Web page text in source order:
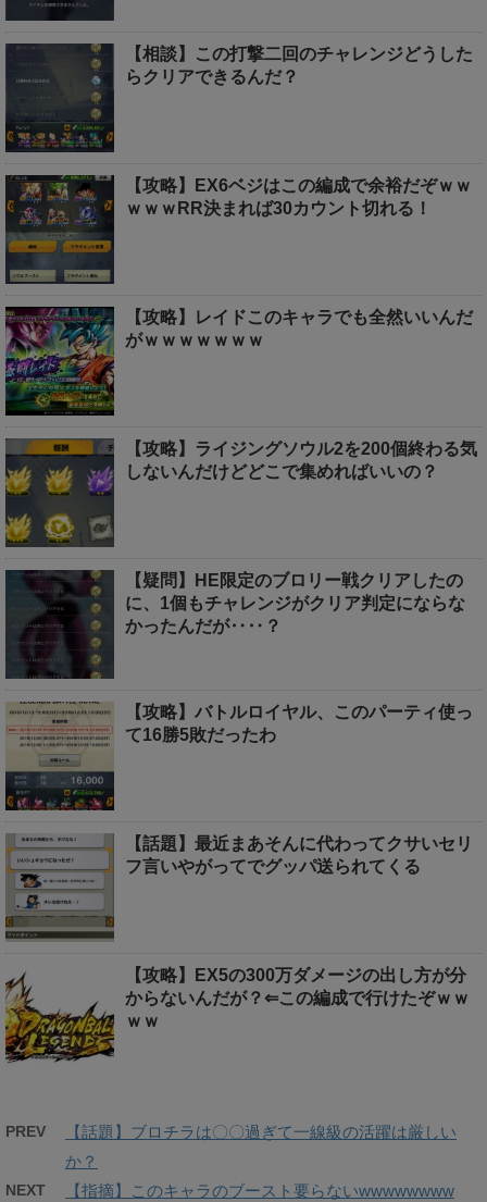
【相談】この打撃二回のチャレンジどうした
らクリアできるんだ？
【攻略】EX6ベジはこの編成で余裕だぞｗｗ
ｗｗｗRR決まれば30カウント切れる！
【攻略】レイドこのキャラでも全然いいんだ
がｗｗｗｗｗｗｗ
【攻略】ライジングソウル2を200個終わる気
しないんだけどどこで集めればいいの？
【疑問】HE限定のブロリー戦クリアしたの
に、1個もチャレンジがクリア判定にならな
かったんだが‥‥？
【攻略】バトルロイヤル、このパーティ使っ
て16勝5敗だったわ
【話題】最近まあそんに代わってクサいセリ
フ言いやがってでグッパ送られてくる
【攻略】EX5の300万ダメージの出し方が分
からないんだが？⇐この編成で行けたぞｗｗ
ｗｗ
PREV
【話題】ブロチラは〇〇過ぎて一線級の活躍は厳しい
か？
NEXT 【指摘】このキャラのブースト要らないwwwwwwww